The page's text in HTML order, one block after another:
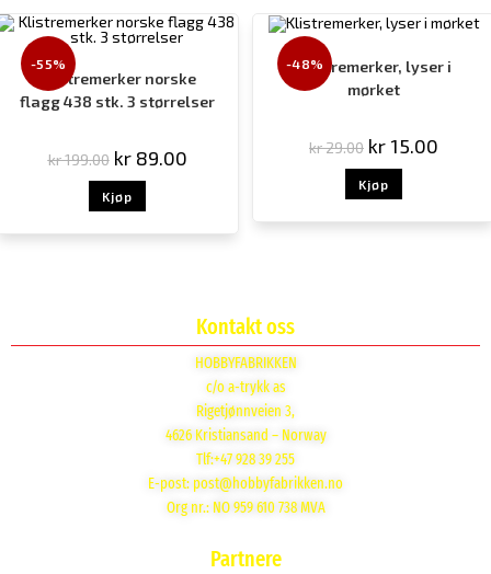
-55%
Klistremerker norske
flagg 438 stk. 3 størrelser
kr199.00 kr89.00
Kjøp
-48%
Klistremerker, lyser i
mørket
kr29.00 kr 15.00
Kjøp
Kontakt oss
HOBBYFABRIKKEN
c/o a-trykk as
Rigetjønnveien 3,
4626 Kristiansand – Norway
Tlf:+47 928 39 255
E-post: post@hobbyfabrikken.no
Org nr.: NO 959 610 738 MVA
Partnere